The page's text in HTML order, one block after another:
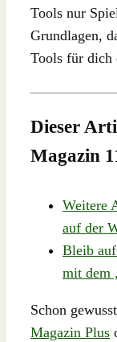
Tools nur
Grundlagen,
Tools für dich
Dieser
Magazin
Weitere
auf der
Bleib
mit dem
Schon
Magazin Plus